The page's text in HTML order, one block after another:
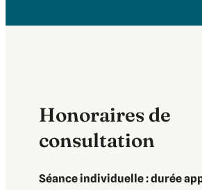
Honoraires de
consultation
Séance individuelle : durée